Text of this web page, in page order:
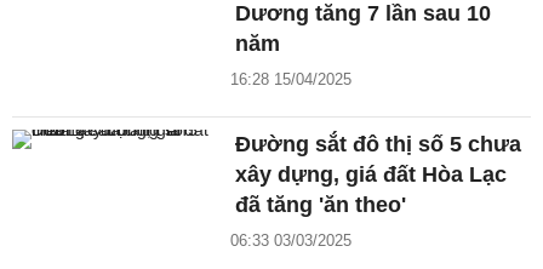
Dương tăng 7 lần sau 10
năm
16:28 15/04/2025
Đường sắt đô thị số 5 chưa
xây dựng, giá đất Hòa Lạc
đã tăng 'ăn theo'
06:33 03/03/2025